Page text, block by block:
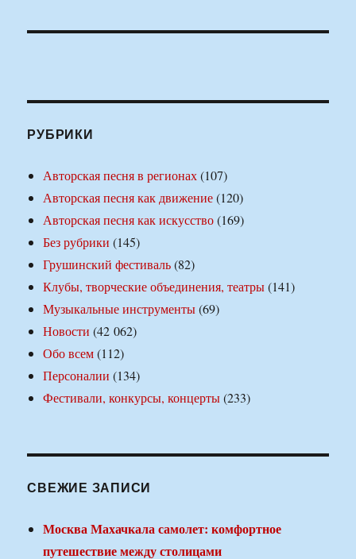
РУБРИКИ
Авторская песня в регионах(107)
Авторская песня как движение(120)
Авторская песня как искусство(169)
Без рубрики (145)
Грушинский фестиваль(82)
Клубы, творческие объединения, театры(141)
Музыкальные инструменты(69)
Новости (42 062)
Обо всем(112)
Персоналии (134)
Фестивали, конкурсы, концерты(233)
СВЕЖИЕ ЗАПИСИ
Москва Махачкала самолет: комфортное
путешествие между столицами